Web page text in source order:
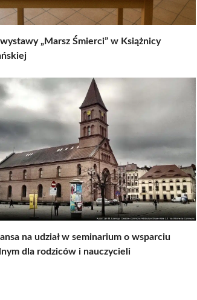
„Marsz Śmierci” w Książnicy
na udział w seminarium o wsparciu
dla rodziców i nauczycieli